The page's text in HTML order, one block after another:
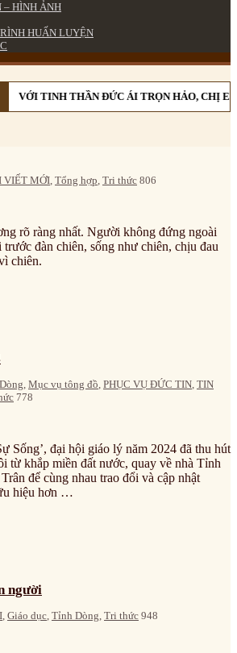
– HÌNH ẢNH
HUẤN LUYỆN
VỚI TINH THẦN ĐỨC ÁI TRỌN HẢO, CHỊ
VIẾT MỚI Tổng hợp Tri thức 806
rõ ràng nhất. Người không đứng ngoài
đàn chiên, sống như chiên, chịu đau
chiên.
, Mục vụ tông đồ, PHỤC VỤ ĐỨC TIN, TIN
778
Sống’, đại hội giáo lý năm 2024 đã thu hút
từ khắp miền đất nước, quay về nhà Tỉnh
để cùng nhau trao đổi và cập nhật
hiệu hơn …
người
, Giáo dục, Tỉnh Dòng, Tri thức 948